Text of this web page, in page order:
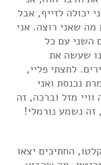
יכולה לזייף, אבל
מה שאני רוצה. אני
השני עם כל
שעשה את
לחצתי פליי,
ראשון, והנה 3-2-1 הזמרת נכנסת ואני
מזל וברכה, זה
נשמע נורמלי!
החתיכים יצאו